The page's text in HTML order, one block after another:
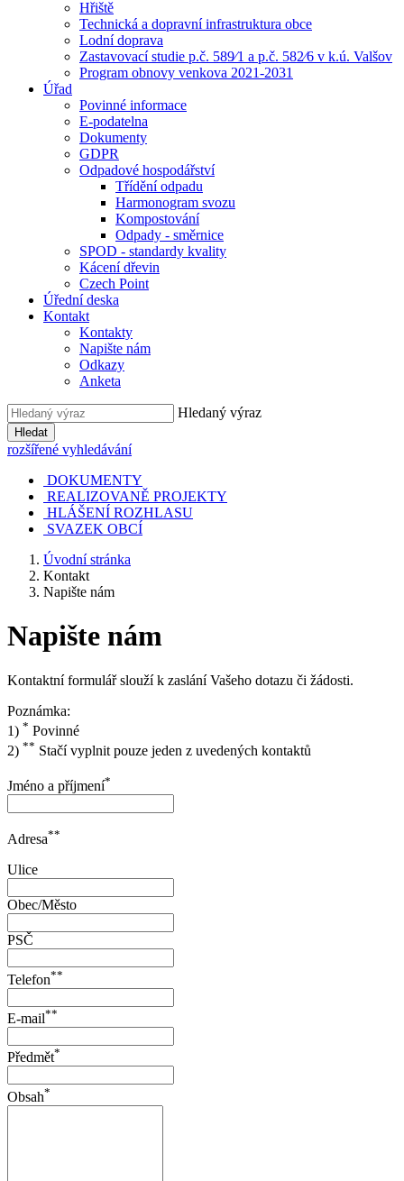
Hřiště
Technická a dopravní infrastruktura obce
Lodní doprava
Zastavovací studie p.č. 589⁄1 a p.č. 582⁄6 v k.ú. Valšov
Program obnovy venkova 2021-2031
Úřad
Povinné informace
E-podatelna
Dokumenty
GDPR
Odpadové hospodářství
Třídění odpadu
Harmonogram svozu
Kompostování
Odpady - směrnice
SPOD - standardy kvality
Kácení dřevin
Czech Point
Úřední deska
Kontakt
Kontakty
Napište nám
Odkazy
Anketa
Hledaný výraz
Hledat
rozšířené vyhledávání
DOKUMENTY
REALIZOVANĚ PROJEKTY
HLÁŠENÍ ROZHLASU
SVAZEK OBCÍ
Úvodní stránka
Kontakt
Napište nám
Napište nám
Kontaktní formulář slouží k zaslání Vašeho dotazu či žádosti.
Poznámka:
1) * Povinné
2) ** Stačí vyplnit pouze jeden z uvedených kontaktů
Jméno a příjmení*
Adresa**
Ulice
Obec/Město
PSČ
Telefon**
E-mail**
Předmět*
Obsah*